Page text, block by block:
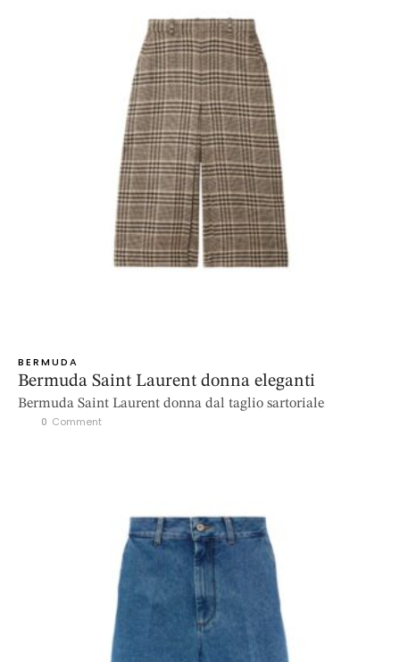
BERMUDA
Bermuda Saint Laurent donna eleganti
Bermuda Saint Laurent donna dal taglio sartoriale
0 Comment